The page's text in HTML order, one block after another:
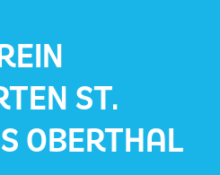
ST.
OBERTHAL